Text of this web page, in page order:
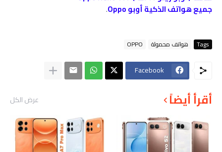
جميع هواتف الذكية أوبو Oppo
.
Tags هواتف محمولة OPPO
Facebook
أقرأ أيضاً عرض الكل